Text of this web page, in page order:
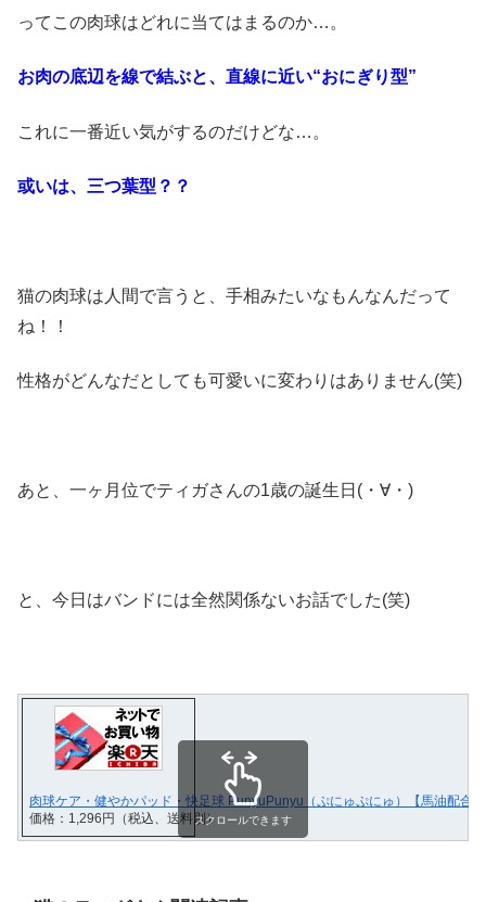
ってこの肉球はどれに当てはまるのか…。
お肉の底辺を線で結ぶと、直線に近い“おにぎり型”
これに一番近い気がするのだけどな…。
或いは、三つ葉型？？
猫の肉球は人間で言うと、手相みたいなもんなんだって
ね！！
性格がどんなだとしても可愛いに変わりはありません(笑)
あと、一ヶ月位でティガさんの1歳の誕生日(・∀・)
と、今日はバンドには全然関係ないお話でした(笑)
肉球ケア・健やかパッド・快足球 PunyuPunyu（ぷにゅぷにゅ）【馬油配合
価格：1,296円（税込、送料別）スクロールできます